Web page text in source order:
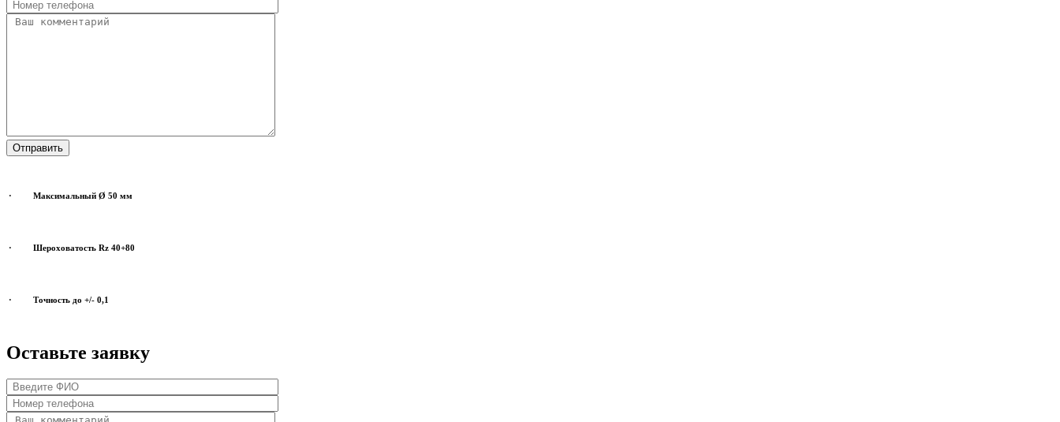
· Максимальный Ø 50 мм
· Шероховатость Rz 40+80
· Точность до +/- 0,1
Оставьте заявку